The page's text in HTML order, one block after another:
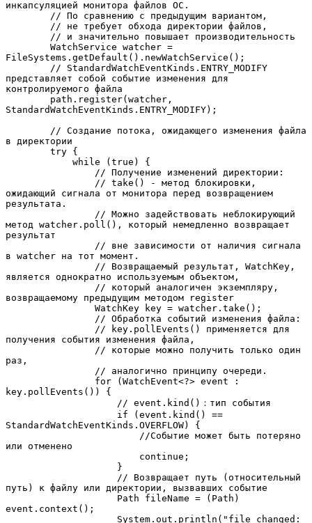
инкапсуляцией монитора файлов ОС.
        // По сравнению с предыдущим вариантом,
        // не требует обхода директории файлов,
        // и значительно повышает производительность
FileSystems.getDefault().newWatchService();
представляет собой событие изменения для
контролируемого файла
StandardWatchEventKinds.ENTRY_MODIFY);
в директории
        try {
            while (true) {
                // Получение изменений директории:
ожидающий сигнала от монитора перед возвращением
результата.
метод watcher.poll(), который немедленно возвращает
результат
в watcher на тот момент.
является однократно используемым объектом,
возвращаемому предыдущим методом register
                WatchKey key = watcher.take();
                // Обработка событий изменения файла:
получения события изменения файла,
раз,
                // аналогично принципу очереди.
key.pollEvents()) {
                    // event.kind()：тип события
StandardWatchEventKinds.OVERFLOW) {
или отменено
                        continue;
                    }
путь) к файлу или директории, вызвавших событие
event.context();